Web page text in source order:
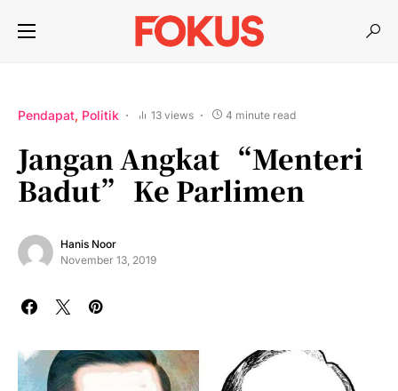
Pendapat Politik 13 views 4 minute read
Jangan Angkat “Menteri
Badut” Ke Parlimen
Hanis Noor
November 13, 2019